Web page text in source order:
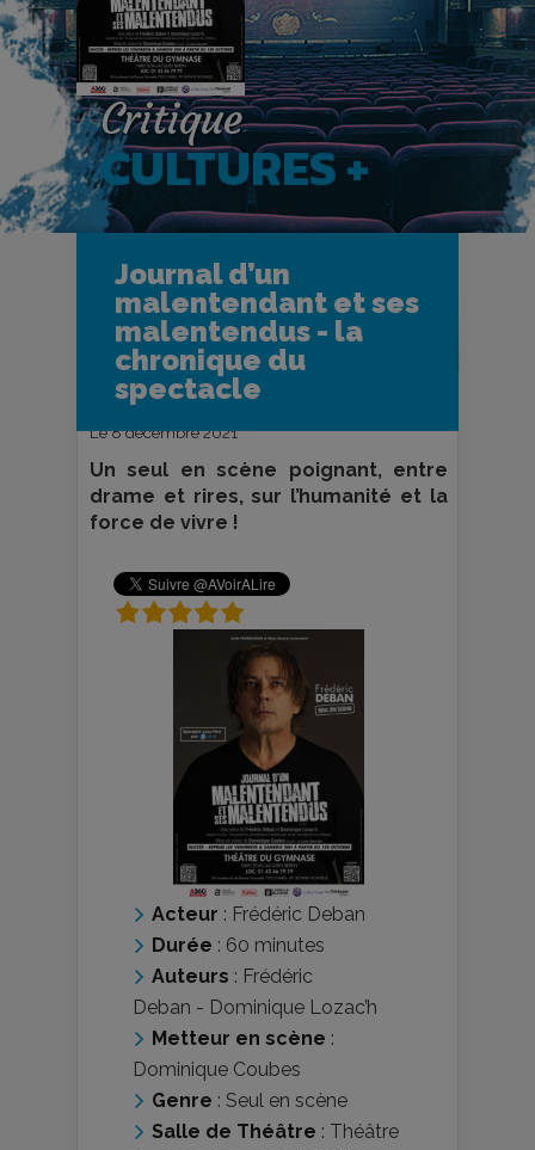
Critique
CULTURES +
Journal d’un
malentendant et ses
malentendus - la
chronique du
spectacle
Accueil
CULTURES +
Spectacles vivants
Journal d’un malentendant et ses
malentendus - la chronique du
spectacle
Le 8 décembre 2021
Un seul en scène poignant, entre
drame et rires, sur l’humanité et la
force de vivre !
Acteur : Frédéric Deban
Durée : 60 minutes
Auteurs : Frédéric
Deban - Dominique Lozac’h
Metteur en scène :
Dominique Coubes
Genre : Seul en scène
Salle de Théâtre : Théâtre